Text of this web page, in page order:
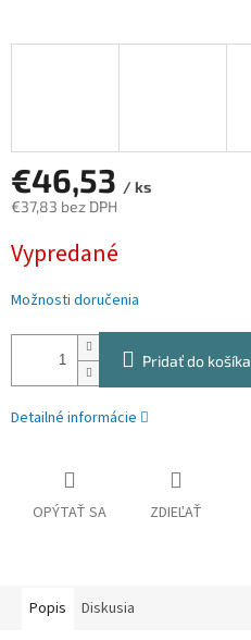
€46,53 / ks
€37,83 bez DPH
cena:
Vypredané
Možnosti doručenia
Pridať do košíka
Detailné informácie
OPÝTAŤ SA ZDIEĽAŤ
Popis Diskusia